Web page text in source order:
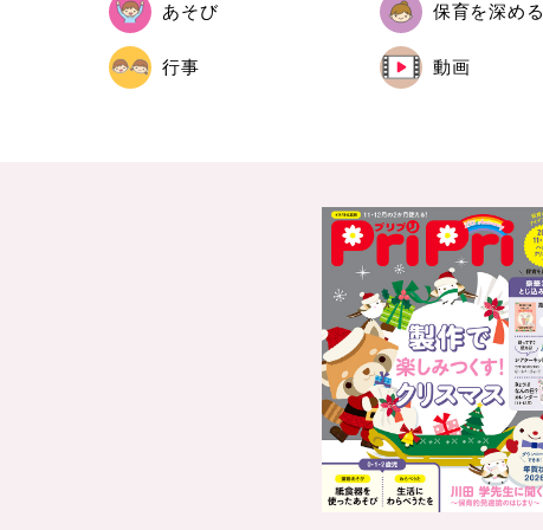
あそび 保育を深める
行事 動画